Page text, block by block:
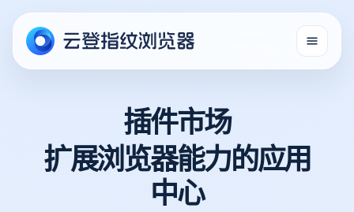
插件市场
扩展浏览器能力的应用
中心